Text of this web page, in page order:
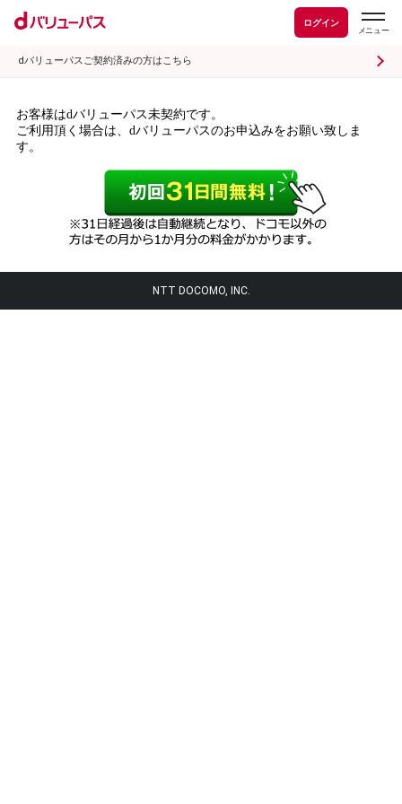
ログイン
dバリューパスご契約済みの方はこちら
お客様はdバリューパス未契約です。
ご利用頂く場合は、dバリューパスのお申込みをお願い致しま
す。
NTT DOCOMO, INC.